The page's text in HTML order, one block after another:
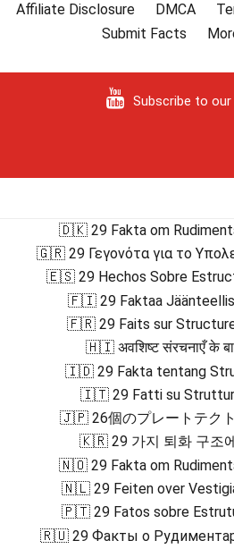
Affiliate Disclosure
DMCA
Submit Facts
Subscribe to our
🇩🇰 29 Fakta om
🇬🇷 29 Γεγονότα για το
🇪🇸 29 Hechos Sobre
🇫🇮 29 Faktaa
🇫🇷 29 Faits sur
🇭🇮 अवशिष्ट संरचनाएँ के
🇮🇩 29 Fakta tentang
🇮🇹 29 Fatti su
🇯🇵 26個のプレートテク
🇰🇷 29 가지 퇴화 구조
🇳🇴 29 Fakta om
🇳🇱 29 Feiten over
🇵🇹 29 Fatos sobre
🇷🇺 29 Факты о